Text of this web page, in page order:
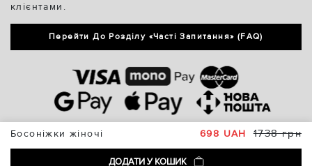
Босоніжки жіночі 698 UAH 1738 грн
ДОДАТИ У КОШИК
клієнтами.
Перейти До Розділу «Часті Запитання» (FAQ)